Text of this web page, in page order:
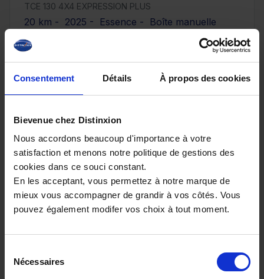
Consentement Détails À propos des cookies
Bievenue chez Distinxion
Nous accordons beaucoup d'importance à votre
satisfaction et menons notre politique de gestions des
cookies dans ce souci constant.
En les acceptant, vous permettez à notre marque de
mieux vous accompagner de grandir à vos côtés. Vous
pouvez également modifer vos choix à tout moment.
Nécessaires
TCE 130 4X4 EXPRESSION PLUS
20 km - 2025 - Essence - Boîte manuelle